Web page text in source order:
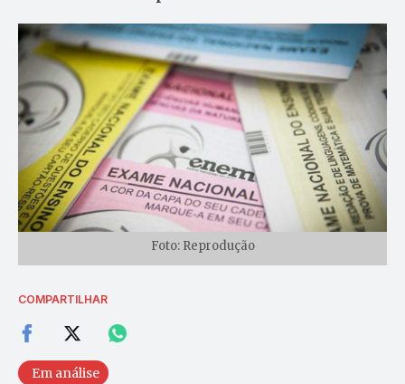
Foto: Reprodução
COMPARTILHAR
Em análise